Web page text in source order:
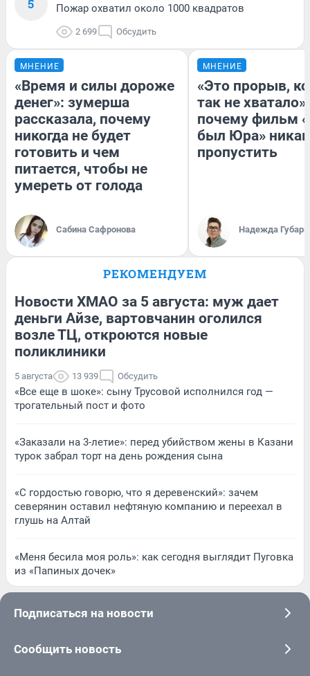
5
Пожар охватил около 1000 квадратов
2 699 Обсудить
МНЕНИЕ
«Время и силы дороже
денег»: зумерша
рассказала, почему
никогда не будет
готовить и чем
питается, чтобы не
умереть от голода
Сабина Сафронова
МНЕНИЕ
«Это прорыв,
так не хватало»:
почему фильм
был Юра»
пропустить
Надежда Губарь
РЕКОМЕНДУЕМ
Новости ХМАО за 5 августа: муж дает
деньги Айзе, вартовчанин оголился
возле ТЦ, откроются новые
поликлиники
5 августа 13 939 Обсудить
«Все еще в шоке»: сыну Трусовой исполнился год —
трогательный пост и фото
«Заказали на 3-летие»: перед убийством жены в Казани
турок забрал торт на день рождения сына
«С гордостью говорю, что я деревенский»: зачем
северянин оставил нефтяную компанию и переехал в
глушь на Алтай
«Меня бесила моя роль»: как сегодня выглядит Пуговка
из «Папиных дочек»
Подписаться на новости
Сообщить новость